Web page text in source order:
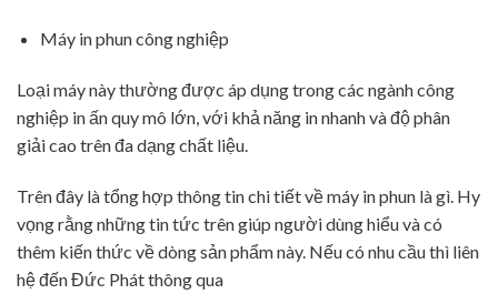
Máy in phun công nghiệp
Loại máy này thường được áp dụng trong các ngành công
nghiệp in ấn quy mô lớn, với khả năng in nhanh và độ phân
giải cao trên đa dạng chất liệu.
Trên đây là tổng hợp thông tin chi tiết về máy in phun là gì. Hy
vọng rằng những tin tức trên giúp người dùng hiểu và có
thêm kiến thức về dòng sản phẩm này. Nếu có nhu cầu thì liên
hệ đến Đức Phát thông qua